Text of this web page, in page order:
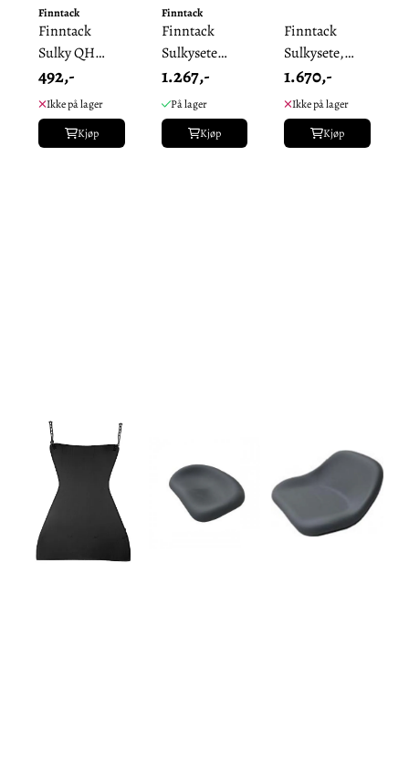
Finntack
Finntack
Sulky QH
Justerbar Pin
m/
Plastikkruller
492,-
Ikke på lager
Kjøp
Finntack
Finntack
Sulkysete
Amerikansk
Stil
1.267,-
På lager
Kjøp
Finntack
Sulkysete,
flere
boltavstander
1.670,-
Ikke på lager
Kjøp